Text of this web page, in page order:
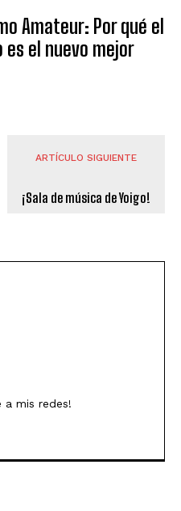
Amateur: Por qué el
es el nuevo mejor
ARTÍCULO SIGUIENTE
¡Sala de música de Yoigo!
a mis redes!